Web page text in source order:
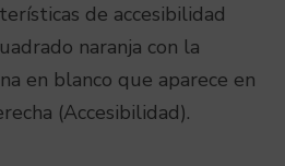
de accesibilidad
naranja con la
en blanco que aparece en
(Accesibilidad).